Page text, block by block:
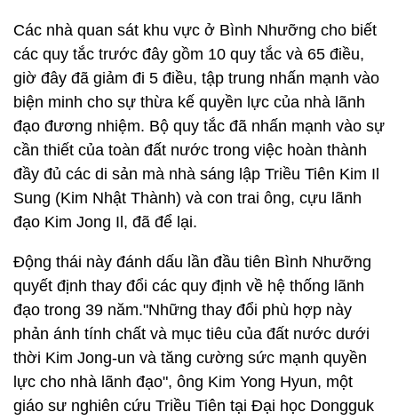
Các nhà quan sát khu vực ở Bình Nhưỡng cho biết
các quy tắc trước đây gồm 10 quy tắc và 65 điều,
giờ đây đã giảm đi 5 điều, tập trung nhấn mạnh vào
biện minh cho sự thừa kế quyền lực của nhà lãnh
đạo đương nhiệm. Bộ quy tắc đã nhấn mạnh vào sự
cần thiết của toàn đất nước trong việc hoàn thành
đầy đủ các di sản mà nhà sáng lập Triều Tiên Kim Il
Sung (Kim Nhật Thành) và con trai ông, cựu lãnh
đạo Kim Jong Il, đã để lại.
Động thái này đánh dấu lần đầu tiên Bình Nhưỡng
quyết định thay đổi các quy định về hệ thống lãnh
đạo trong 39 năm."Những thay đổi phù hợp này
phản ánh tính chất và mục tiêu của đất nước dưới
thời Kim Jong-un và tăng cường sức mạnh quyền
lực cho nhà lãnh đạo", ông Kim Yong Hyun, một
giáo sư nghiên cứu Triều Tiên tại Đại học Dongguk